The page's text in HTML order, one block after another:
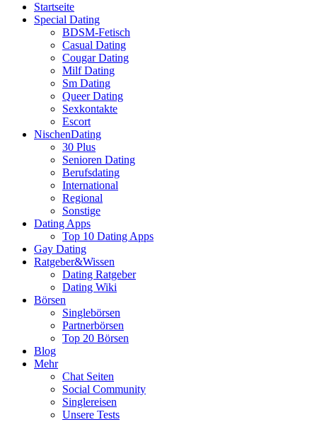
Startseite
Special Dating
BDSM-Fetisch
Casual Dating
Cougar Dating
Milf Dating
Sm Dating
Queer Dating
Sexkontakte
Escort
NischenDating
30 Plus
Senioren Dating
Berufsdating
International
Regional
Sonstige
Dating Apps
Top 10 Dating Apps
Gay Dating
Ratgeber&Wissen
Dating Ratgeber
Dating Wiki
Börsen
Singlebörsen
Partnerbörsen
Top 20 Börsen
Blog
Mehr
Chat Seiten
Social Community
Singlereisen
Unsere Tests